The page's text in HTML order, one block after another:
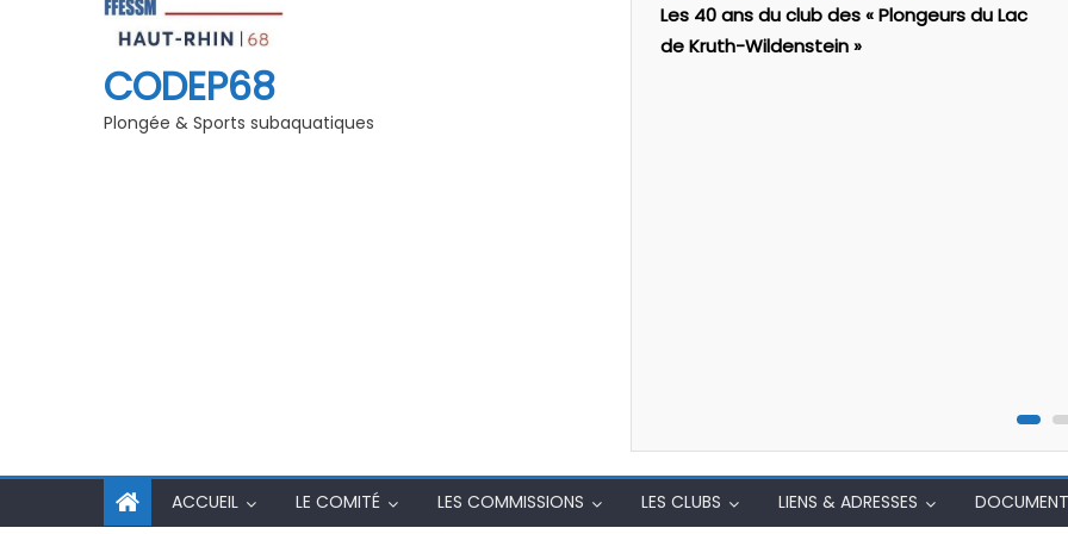
CODEP68
Plongée & Sports subaquatiques
Stage initial Séminaire Pédago-Technique
Les 40 ans du club des « Plongeurs du Lac
de Kruth-Wildenstein »
ACCUEIL LE COMITÉ LES COMMISSIONS LES CLUBS LIENS & ADRESSES